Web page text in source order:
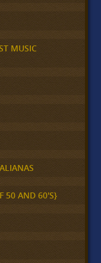
MUSIC
50 AND 60'S}